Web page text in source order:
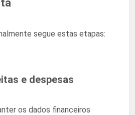
segue estas etapas:
e despesas
os dados financeiros